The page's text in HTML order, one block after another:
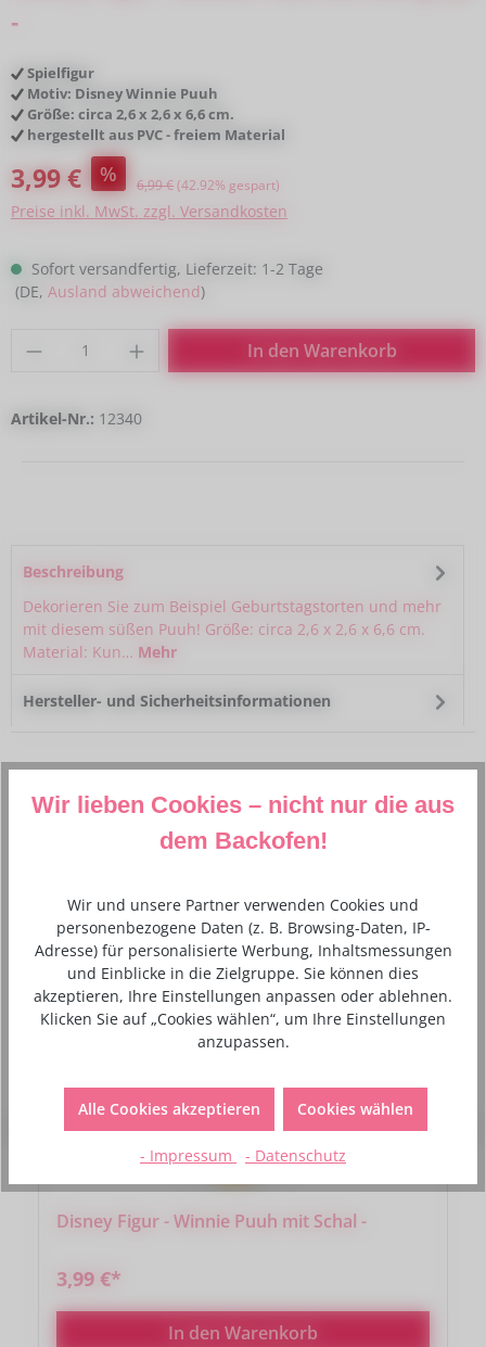
-
Spielfigur
Motiv: Disney Winnie Puuh
Größe: circa 2,6 x 2,6 x 6,6 cm.
hergestellt aus PVC - freiem Material
Verkaufspreis:
3,99 € % Regulärer Preis:
6,99 €(42.92% gespart)
Preise inkl. MwSt. zzgl. Versandkosten
Sofort versandfertig, Lieferzeit: 1-2 Tage
(DE, Ausland abweichend)
Produkt Anzahl: Gib den gewünschten
In den Warenkorb
Artikel-Nr.: 12340
Beschreibung
Dekorieren Sie zum Beispiel Geburtstagstorten und mehr
mit diesem süßen Puuh! Größe: circa 2,6 x 2,6 x 6,6 cm.
Material: Kun… Mehr
Hersteller- und Sicherheitsinformationen
Produktgalerie überspringen
Similar Items
Rabatt
%
Disney Figur - Winnie Puuh mit Schal -
3,99 €*
In den Warenkorb
Wir lieben Cookies – nicht nur die aus
dem Backofen!
Wir und unsere Partner verwenden Cookies und
personenbezogene Daten (z. B. Browsing-Daten, IP-
Adresse) für personalisierte Werbung, Inhaltsmessungen
und Einblicke in die Zielgruppe. Sie können dies
akzeptieren, Ihre Einstellungen anpassen oder ablehnen.
Klicken Sie auf „Cookies wählen“, um Ihre Einstellungen
anzupassen.
Alle Cookies akzeptieren Cookies wählen
- Impressum - Datenschutz